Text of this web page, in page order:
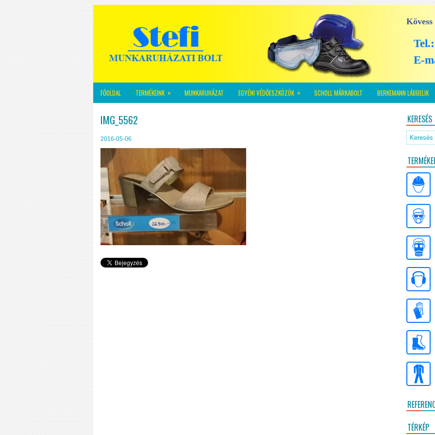
E-
FŐOLDAL TERMÉKEINK » MUNKARUHÁZAT EGYÉNI VÉDŐESZKÖZÖK » SCHOLL MÁRKABOLT BERKEMANN LÁBBELIK
IMG_5562
2016-05-06
KERESÉS
TÉRKÉP